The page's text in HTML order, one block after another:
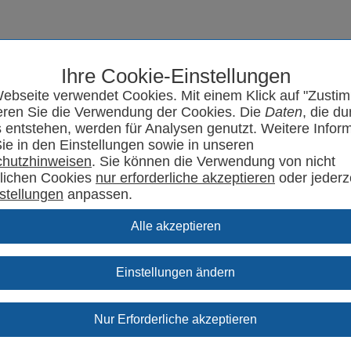
Ihre Cookie-Einstellungen
verwendet Cookies. Mit einem Klick auf
Sie die Verwendung der Cookies. Die Daten, die
entstehen, werden für Analysen genutzt. Weitere
in den Einstellungen sowie in unseren
. Sie können die Verwendung von nicht
Cookies
oder
anpassen.
Einstellungen ändern
Seminarprogramm SYRCode² Aktuelles Support Kontakt
Specials.